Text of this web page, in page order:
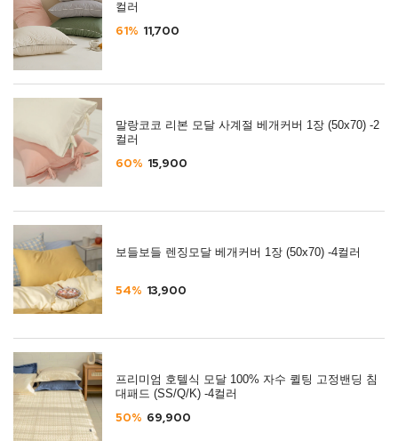
컬러
61% 11,700
말랑코코 리본 모달 사계절 베개커버 1장 (50x70) -2
컬러
60% 15,900
보들보들 렌징모달 베개커버 1장 (50x70) -4컬러
54% 13,900
프리미엄 호텔식 모달 100% 자수 퀼팅 고정밴딩 침
대패드 (SS/Q/K) -4컬러
50% 69,900